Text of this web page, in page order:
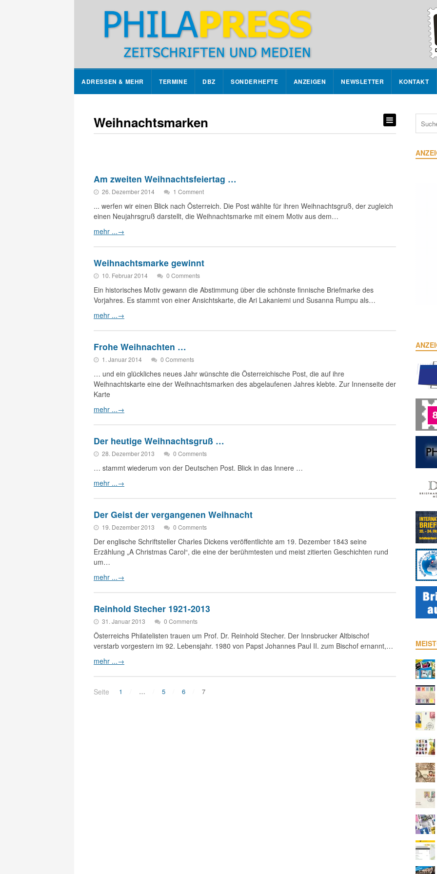
ADRESSEN & MEHR TERMINE DBZ SONDERHEFTE ANZEIGEN NEWSLETTER KONTAKT
Weihnachtsmarken
Am zweiten Weihnachtsfeiertag …
26. Dezember 2014 1 Comment
... werfen wir einen Blick nach Österreich. Die Post wählte für ihren Weihnachtsgruß, der zugleich
einen Neujahrsgruß darstellt, die Weihnachtsmarke mit einem Motiv aus dem…
mehr ...→
Weihnachtsmarke gewinnt
10. Februar 2014 0 Comments
Ein historisches Motiv gewann die Abstimmung über die schönste finnische Briefmarke des
Vorjahres. Es stammt von einer Ansichtskarte, die Ari Lakaniemi und Susanna Rumpu als…
mehr ...→
Frohe Weihnachten …
1. Januar 2014 0 Comments
… und ein glückliches neues Jahr wünschte die Österreichische Post, die auf ihre
Weihnachtskarte eine der Weihnachtsmarken des abgelaufenen Jahres klebte. Zur Innenseite der
Karte
mehr ...→
Der heutige Weihnachtsgruß …
28. Dezember 2013 0 Comments
… stammt wiederum von der Deutschen Post. Blick in das Innere …
mehr ...→
Der Geist der vergangenen Weihnacht
19. Dezember 2013 0 Comments
Der englische Schriftsteller Charles Dickens veröffentlichte am 19. Dezember 1843 seine
Erzählung „A Christmas Carol“, die eine der berühmtesten und meist zitierten Geschichten rund
um…
mehr ...→
Reinhold Stecher 1921-2013
31. Januar 2013 0 Comments
Österreichs Philatelisten trauen um Prof. Dr. Reinhold Stecher. Der Innsbrucker Altbischof
verstarb vorgestern im 92. Lebensjahr. 1980 von Papst Johannes Paul II. zum Bischof ernannt,…
mehr ...→
Seite 1 … 5 6 7